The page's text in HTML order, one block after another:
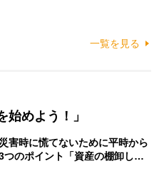
一覧を見る
めよう！」
害時に慌てないために平時から
つのポイント「資産の棚卸し…